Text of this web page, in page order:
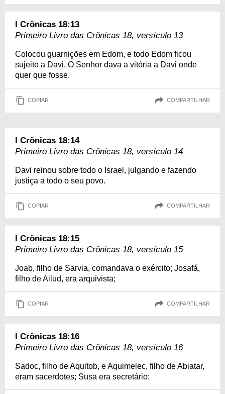
I Crônicas 18:13
Primeiro Livro das Crônicas 18, versículo 13
Colocou guarnições em Edom, e todo Edom ficou
sujeito a Davi. O Senhor dava a vitória a Davi onde
quer que fosse.
COPIAR COMPARTILHAR
I Crônicas 18:14
Primeiro Livro das Crônicas 18, versículo 14
Davi reinou sobre todo o Israel, julgando e fazendo
justiça a todo o seu povo.
COPIAR COMPARTILHAR
I Crônicas 18:15
Primeiro Livro das Crônicas 18, versículo 15
Joab, filho de Sarvia, comandava o exército; Josafá,
filho de Ailud, era arquivista;
COPIAR COMPARTILHAR
I Crônicas 18:16
Primeiro Livro das Crônicas 18, versículo 16
Sadoc, filho de Aquitob, e Aquimelec, filho de Abiatar,
eram sacerdotes; Susa era secretário;